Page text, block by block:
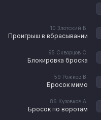
10 Злотский Б.
Проигрыш в вбрасывании
95 Скворцов С.
Блокировка броска
59 Рожков В.
Бросок мимо
86 Кузовков А.
Бросок по воротам